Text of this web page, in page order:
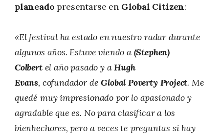
planeado presentarse en Global Citizen:
«El festival ha estado en nuestro radar durante
algunos años. Estuve viendo a (Stephen)
Colbert el año pasado y aHugh
Evans, cofundador deGlobal Poverty Project. Me
quedé muy impresionado por lo apasionado y
agradable que es. No para clasificar a los
bienhechores, pero a veces te preguntas si hay